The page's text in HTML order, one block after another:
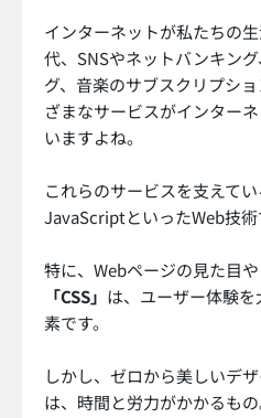
インターネットが私たちの
代、SNSやネットバンキン
グ、音楽のサブスクリプシ
ざまなサービスがインター
いますよね。
これらのサービスを支えてい
JavaScriptといったWeb技術
特に、Webページの見た目
「CSS」 は、ユーザー体験
素です。
しかし、ゼロから美しいデ
は、時間と労力がかかるもの